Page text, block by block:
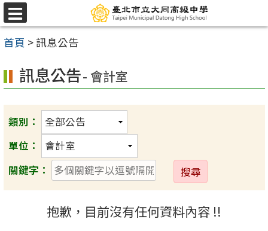
跳
至
主
內
容
區
選
單
首頁 >訊息公告
訊息公告- 會計室
類別：
單位：
關鍵字：
送
出
抱歉，目前沒有任何資料內容 !!